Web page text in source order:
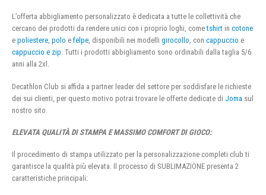
L’offerta abbigliamento personalizzato è dedicata a tutte le collettività che
cercano dei prodotti da rendere unici con i proprio loghi, cometshirt in cotone
e poliestere, polo e felpe, disponibili nei modelli girocollo, con cappuccio e
cappuccio e zip. Tutti i prodotti abbigliamento sono ordinabili dalla taglia 5/6
anni alla 2xl.
Decathlon Club si affida a partner leader del settore per soddisfare le richieste
dei sui clienti, per questo motivo potrai trovare le offerte dedicate di Joma sul
nostro sito.
ELEVATA QUALITÀ DI STAMPA E MASSIMO COMFORT DI GIOCO:
Il procedimento di stampa utilizzato per la personalizzazione completi club ti
garantisce la qualità più elevata. Il processo di SUBLIMAZIONE presenta 2
caratteristiche principali: